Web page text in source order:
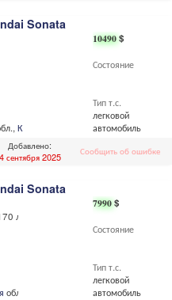
Sonata
10490$
Состояние
Тип т.с.
легковой
автомобиль
Киев
Добавлено:
4 сентября 2025
Сообщить об ошибке
Sonata
7990$
Состояние
Тип т.с.
легковой
автомобиль
л.с
обл.,